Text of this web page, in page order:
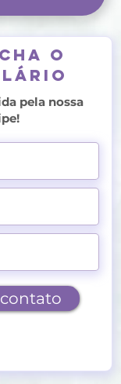
o
pela nossa